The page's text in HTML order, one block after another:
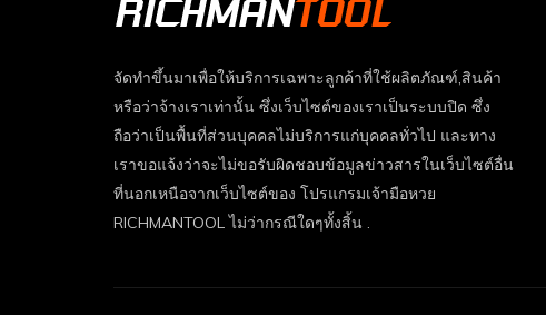
จัดทำขึ้นมาเพื่อให้บริการเฉพาะลูกค้าที่ใช้ผลิตภัณฑ์,สินค้า
หรือว่าจ้างเราเท่านั้น ซึ่งเว็บไซต์ของเราเป็นระบบปิด ซึ่ง
ถือว่าเป็นพื้นที่ส่วนบุคคลไม่บริการแก่บุคคลทั่วไป และทาง
เราขอแจ้งว่าจะไม่ขอรับผิดชอบข้อมูลข่าวสารในเว็บไซต์อื่น
ที่นอกเหนือจากเว็บไซต์ของ โปรแกรมเจ้ามือหวย
RICHMANTOOL ไม่ว่ากรณีใดๆทั้งสิ้น .